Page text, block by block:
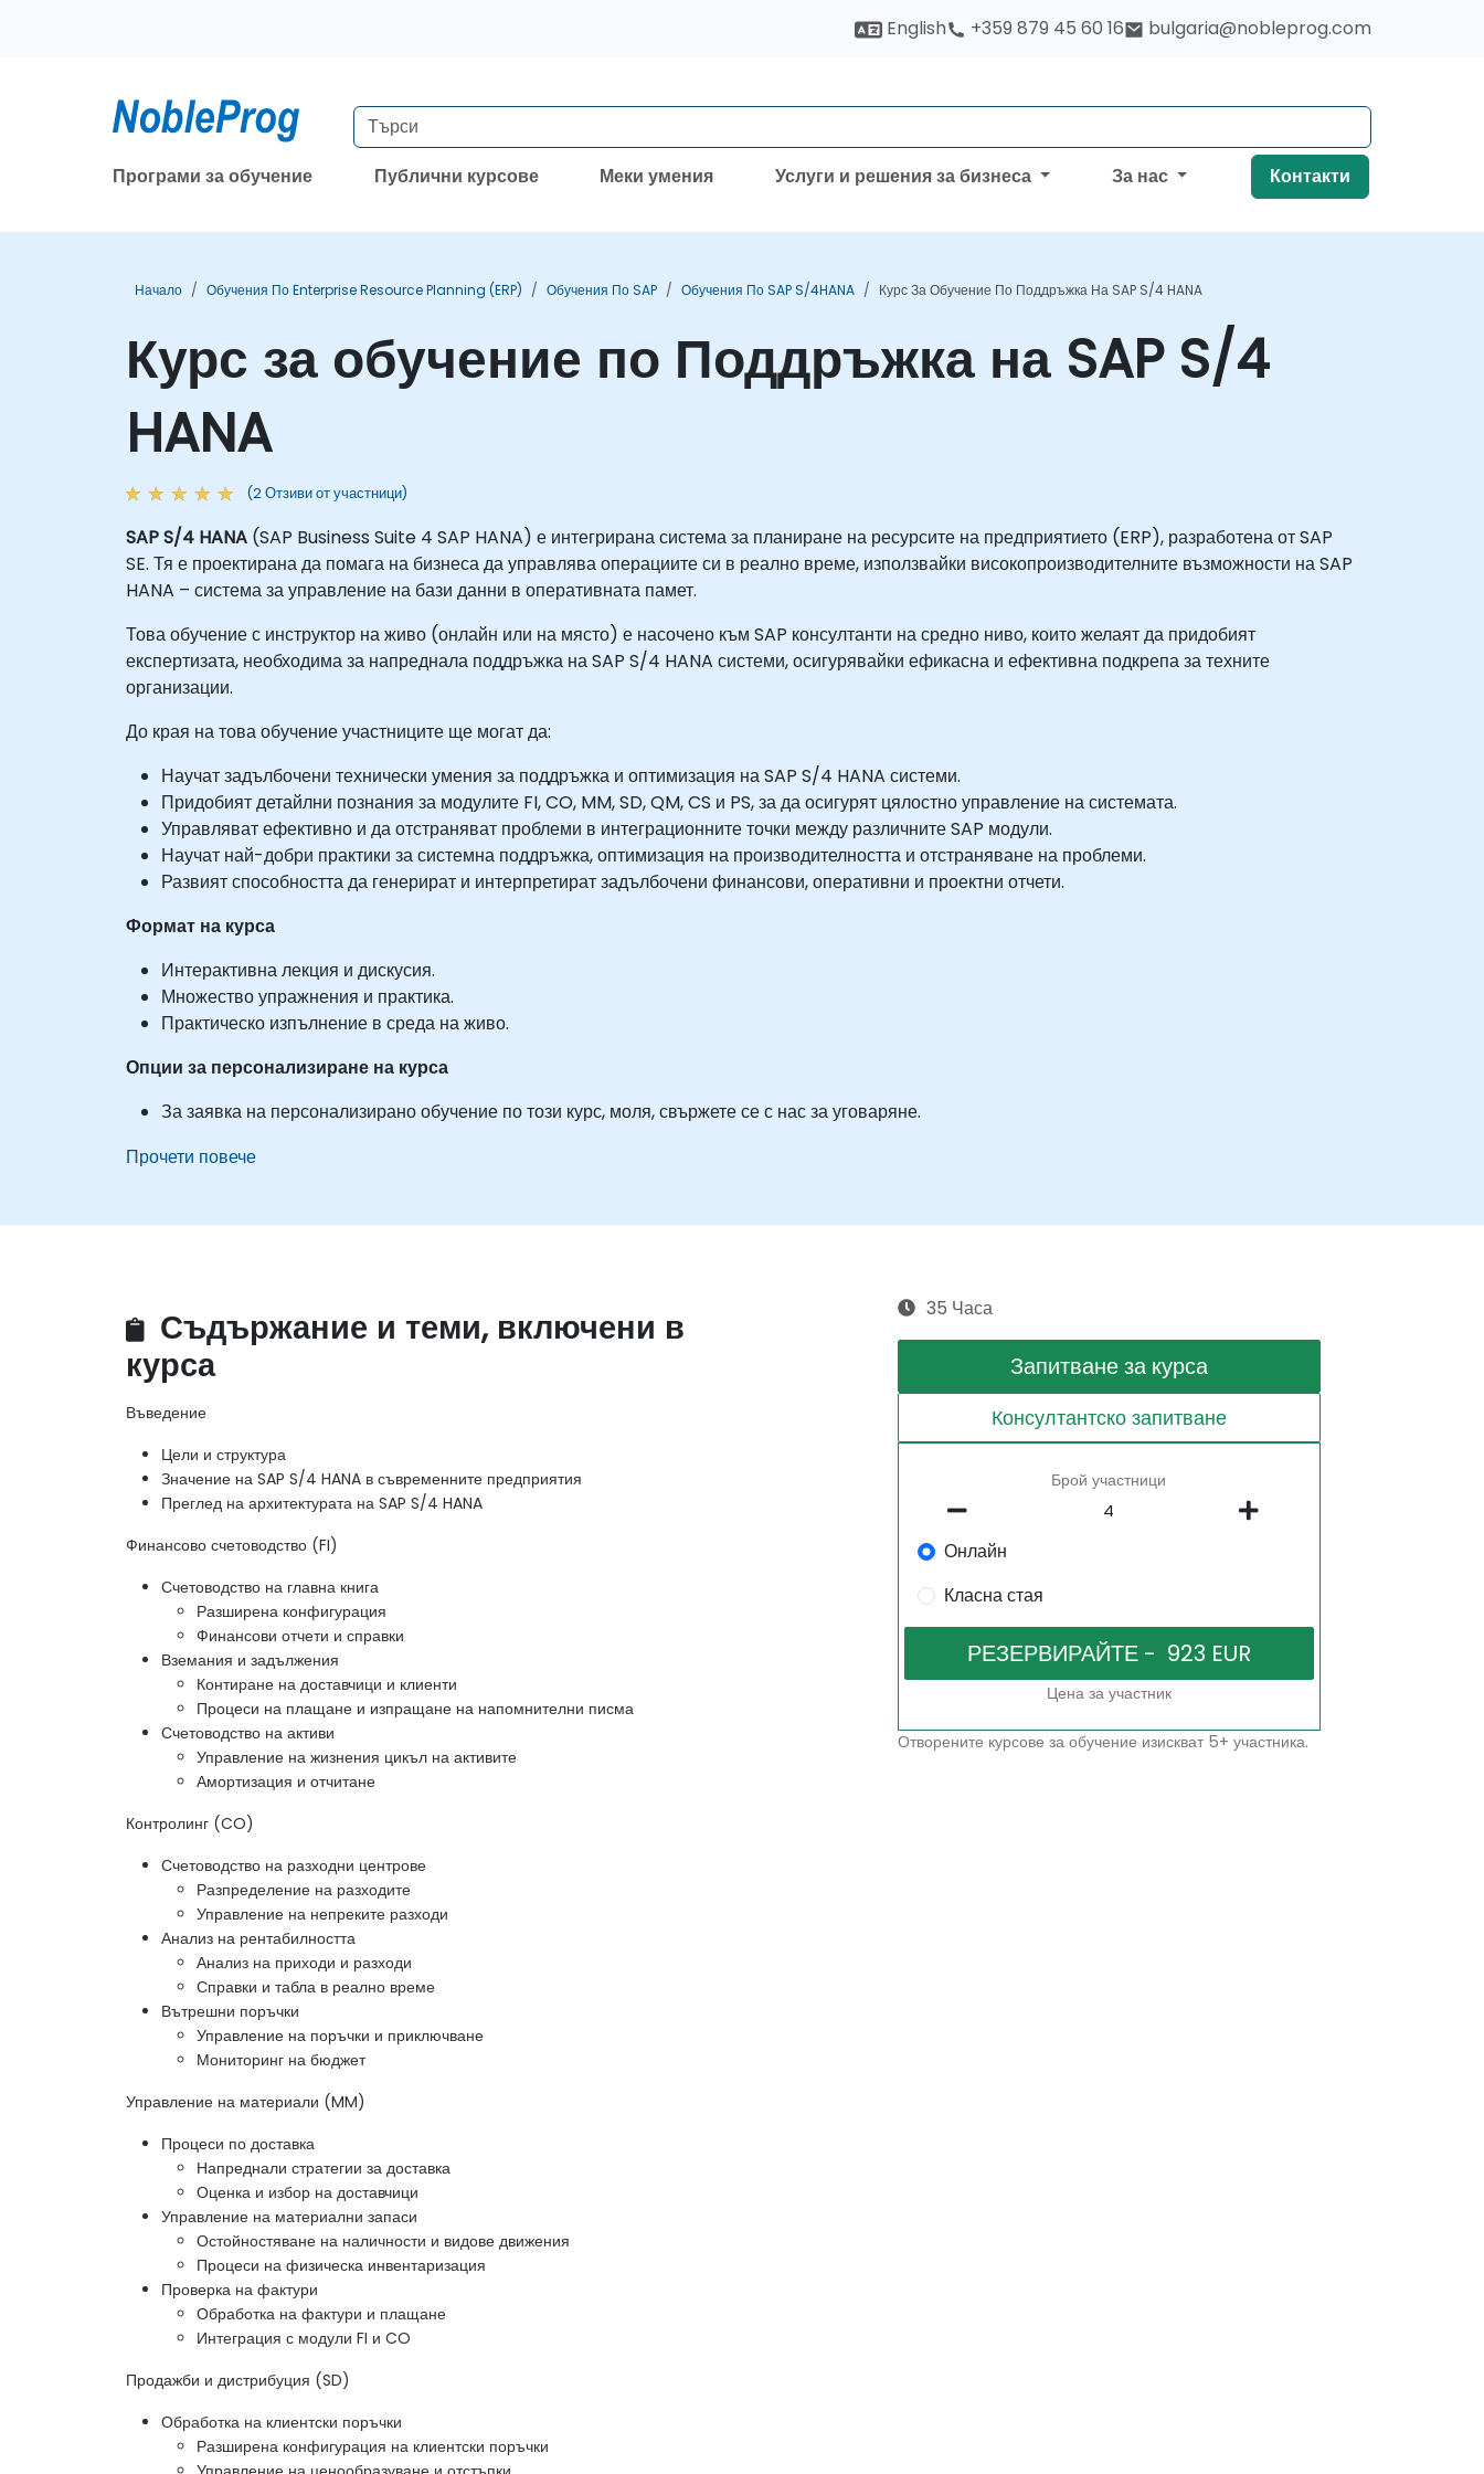
English +359 879 45 60 16 bulgaria@nobleprog.com
Програми за обучение Публични курсове Меки умения Услуги и решения за бизнеса За нас Контакти
Начало Обучения По Enterprise Resource Planning (ERP) Обучения По SAP Обучения По SAP S/4HANA Курс За Обучение По Поддръжка На SAP S/4 HANA
Курс за обучение по Поддръжка на SAP S/4
HANA
(2 Отзиви от участници)
SAP S/4 HANA (SAP Business Suite 4 SAP HANA) е интегрирана система за планиране на ресурсите на предприятието (ERP), разработена от SAP
SE. Тя е проектирана да помага на бизнеса да управлява операциите си в реално време, използвайки високопроизводителните възможности на SAP
HANA – система за управление на бази данни в оперативната памет.
Това обучение с инструктор на живо (онлайн или на място) е насочено към SAP консултанти на средно ниво, които желаят да придобият
експертизата, необходима за напреднала поддръжка на SAP S/4 HANA системи, осигурявайки ефикасна и ефективна подкрепа за техните
организации.
До края на това обучение участниците ще могат да:
Научат задълбочени технически умения за поддръжка и оптимизация на SAP S/4 HANA системи.
Придобият детайлни познания за модулите FI, CO, MM, SD, QM, CS и PS, за да осигурят цялостно управление на системата.
Управляват ефективно и да отстраняват проблеми в интеграционните точки между различните SAP модули.
Научат най-добри практики за системна поддръжка, оптимизация на производителността и отстраняване на проблеми.
Развият способността да генерират и интерпретират задълбочени финансови, оперативни и проектни отчети.
Формат на курса
Интерактивна лекция и дискусия.
Множество упражнения и практика.
Практическо изпълнение в среда на живо.
Опции за персонализиране на курса
За заявка на персонализирано обучение по този курс, моля, свържете се с нас за уговаряне.
Прочети повече
Съдържание и теми, включени в
курса
Въведение
Цели и структура
Значение на SAP S/4 HANA в съвременните предприятия
Преглед на архитектурата на SAP S/4 HANA
Финансово счетоводство (FI)
Счетоводство на главна книга
Разширена конфигурация
Финансови отчети и справки
Вземания и задължения
Контиране на доставчици и клиенти
Процеси на плащане и изпращане на напомнителни писма
Счетоводство на активи
Управление на жизнения цикъл на активите
Амортизация и отчитане
Контролинг (CO)
Счетоводство на разходни центрове
Разпределение на разходите
Управление на непреките разходи
Анализ на рентабилността
Анализ на приходи и разходи
Справки и табла в реално време
Вътрешни поръчки
Управление на поръчки и приключване
Мониторинг на бюджет
Управление на материали (MM)
Процеси по доставка
Напреднали стратегии за доставка
Оценка и избор на доставчици
Управление на материални запаси
Остойностяване на наличности и видове движения
Процеси на физическа инвентаризация
Проверка на фактури
Обработка на фактури и плащане
Интеграция с модули FI и CO
Продажби и дистрибуция (SD)
Обработка на клиентски поръчки
Разширена конфигурация на клиентски поръчки
35 Часа
Запитване за курса
Консултантско запитване
Брой участници
Онлайн
Класна стая
Цена за участник
Отворените курсове за обучение изискват 5+ участника.